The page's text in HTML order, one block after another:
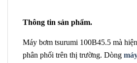
Thông tin sản phẩm.
Máy bơm tsurumi 100B45.5 mà
phân phối trên thị trường. Dòng